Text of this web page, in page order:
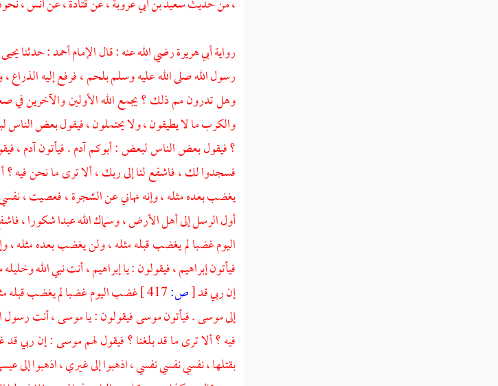
، من حديث سعيد بن أبي عروبة ، عن قتادة ، عن أنس ،
رواية أبي هريرة رضي الله عنه : قال الإمام أحمد : حدثنا
رسول الله صلى الله عليه وسلم بلحم ، فرفع إليه الذراع
وهل تدرون مم ذلك ؟ يجمع الله الأولين والآخرين في
والكرب ما لا يطيقون ، ولا يحتملون ، فيقول بعض الناس
؟ فيقول بعض الناس لبعض : أبوكم آدم . فيأتون آدم ،
فسجدوا لك ، فاشفع لنا إلى ربك ، ألا ترى ما نحن فيه
يغضب بعده مثله ، وإنه نهاني عن الشجرة ، فعصيت ،
أول الرسل إلى أهل الأرض ، وسماك الله عبدا شكورا ،
اليوم غضبا لم يغضب قبله مثله ، ولن يغضب بعده مثله ،
فيأتون إبراهيم ، فيقولون : يا إبراهيم ، أنت نبي الله
إن ربي قد[ص:
غضب اليوم غضبا لم يغضب قبله
إلى موسى . فيأتون موسى فيقولون : يا موسى ، أنت رسول
فيه ؟ ألا ترى ما قد بلغنا ؟ فيقول لهم موسى : إن ربي
بقتلها ، نفسي نفسي نفسي ، اذهبوا إلى غيري ، اذهبوا